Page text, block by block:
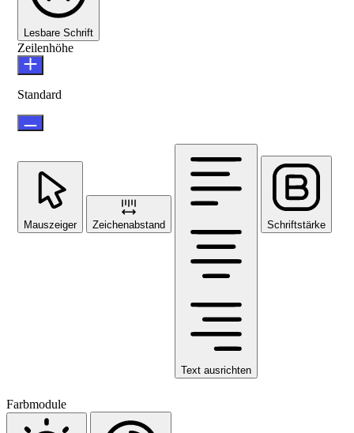
Lesbare Schrift
Zeilenhöhe
Standard
Mauszeiger Zeichenabstand
Text ausrichten
Schriftstärke
Farbmodule